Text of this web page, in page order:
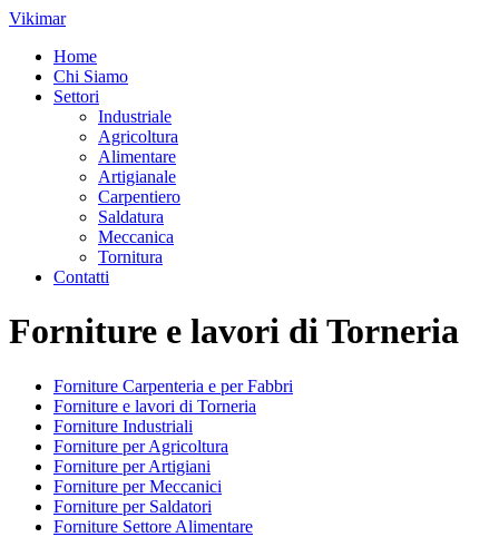
Vai
contenuto
Vikimar
Home
Chi Siamo
Settori
Industriale
Agricoltura
Alimentare
Artigianale
Carpentiero
Saldatura
Meccanica
Tornitura
Contatti
Forniture e lavori di Torneria
Forniture Carpenteria e per Fabbri
Forniture e lavori di Torneria
Forniture Industriali
Forniture per Agricoltura
Forniture per Artigiani
Forniture per Meccanici
Forniture per Saldatori
Forniture Settore Alimentare